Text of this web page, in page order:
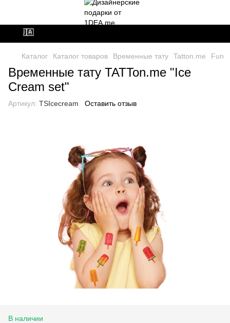
ВСУ🇺🇦
Каталог Каталог товаров Временные тату Tatton.me Fun
Временные тату TATTon.me "Ice
Cream set"
Артикул: TSIcecream Оставить отзыв
В наличии